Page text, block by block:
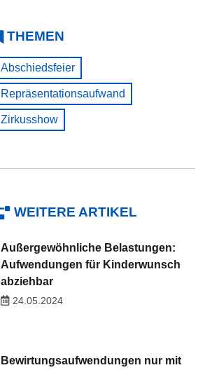
THEMEN
Abschiedsfeier
Repräsentationsaufwand
Zirkusshow
WEITERE ARTIKEL
Außergewöhnliche Belastungen:
Aufwendungen für Kinderwunsch
abziehbar
24.05.2024
Bewirtungsaufwendungen nur mit